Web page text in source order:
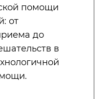
помощи
от
до
в